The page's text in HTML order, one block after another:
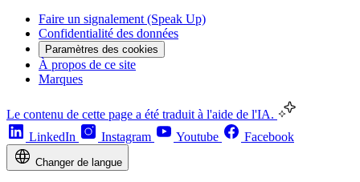
Faire un signalement (Speak Up)
Confidentialité des données
Paramètres des cookies
À propos de ce site
Marques
Le contenu de cette page a été traduit à l'aide de l'IA.
LinkedIn
Instagram Youtube Facebook
Changer de langue